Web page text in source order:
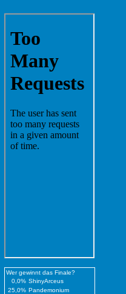
Wer gewinnt das Finale?
0,0% ShinyArceus
25,0% Pandemonium